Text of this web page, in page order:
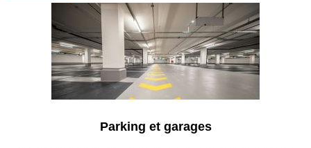
Parking et garages